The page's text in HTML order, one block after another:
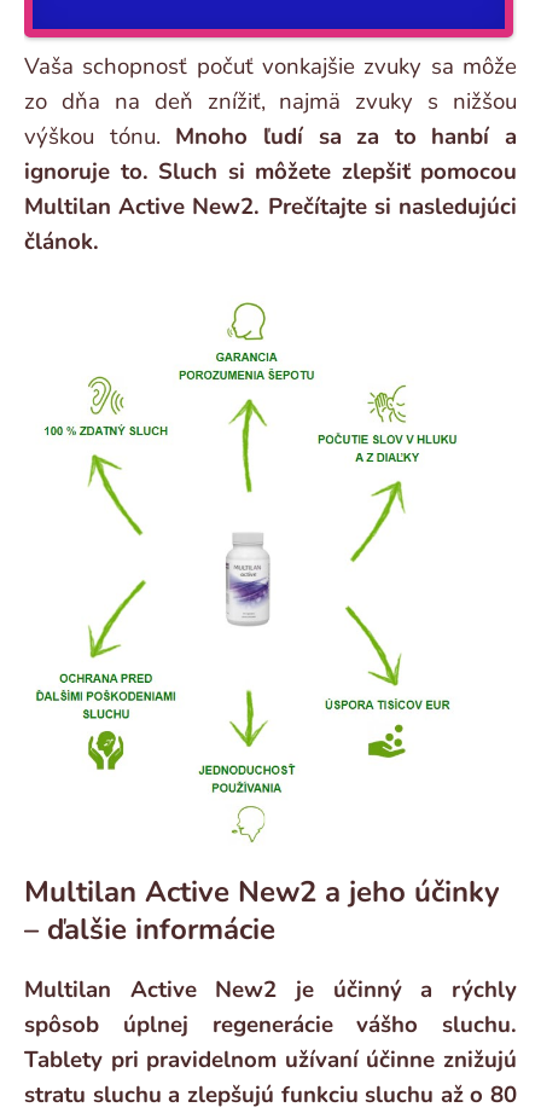
Vaša schopnosť počuť vonkajšie zvuky sa môže
zo dňa na deň znížiť, najmä zvuky s nižšou
výškou tónu. Mnoho ľudí sa za to hanbí a
ignoruje to. Sluch si môžete zlepšiť pomocou
Multilan Active New2. Prečítajte si nasledujúci
článok.
Multilan Active New2 a jeho účinky
– ďalšie informácie
Multilan Active New2 je účinný a rýchly
spôsob úplnej regenerácie vášho sluchu.
Tablety pri pravidelnom užívaní účinne znižujú
stratu sluchu a zlepšujú funkciu sluchu až o 80